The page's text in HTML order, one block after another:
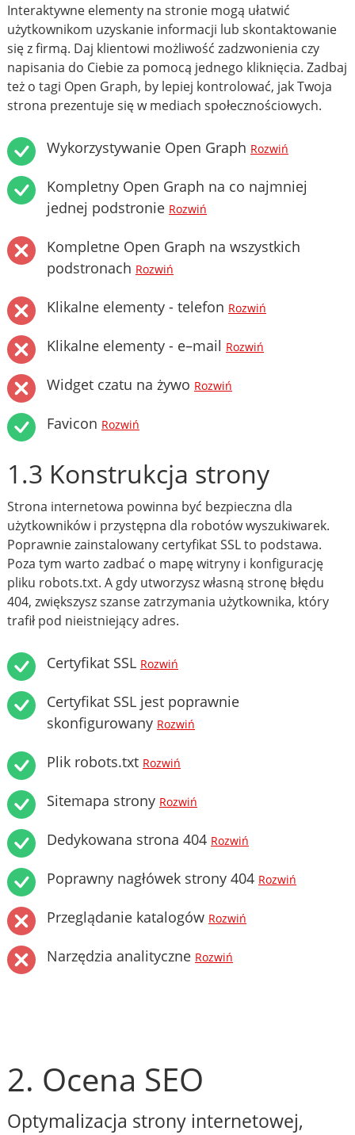
Interaktywne elementy na stronie mogą ułatwić
użytkownikom uzyskanie informacji lub skontaktowanie
się z firmą. Daj klientowi możliwość zadzwonienia czy
napisania do Ciebie za pomocą jednego kliknięcia. Zadbaj
też o tagi Open Graph, by lepiej kontrolować, jak Twoja
strona prezentuje się w mediach społecznościowych.
Wykorzystywanie Open Graph Rozwiń
Kompletny Open Graph na co najmniej
jednej podstronie Rozwiń
Kompletne Open Graph na wszystkich
podstronach Rozwiń
Klikalne elementy - telefon Rozwiń
Klikalne elementy - e–mail Rozwiń
Widget czatu na żywo Rozwiń
Favicon Rozwiń
1.3 Konstrukcja strony
Strona internetowa powinna być bezpieczna dla
użytkowników i przystępna dla robotów wyszukiwarek.
Poprawnie zainstalowany certyfikat SSL to podstawa.
Poza tym warto zadbać o mapę witryny i konfigurację
pliku robots.txt. A gdy utworzysz własną stronę błędu
404, zwiększysz szanse zatrzymania użytkownika, który
trafił pod nieistniejący adres.
Certyfikat SSL Rozwiń
Certyfikat SSL jest poprawnie
skonfigurowany Rozwiń
Plik robots.txt Rozwiń
Sitemapa strony Rozwiń
Dedykowana strona 404 Rozwiń
Poprawny nagłówek strony 404 Rozwiń
Przeglądanie katalogów Rozwiń
Narzędzia analityczne Rozwiń
2. Ocena SEO
Optymalizacja strony internetowej,